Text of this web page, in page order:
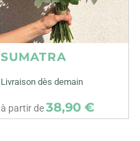
SUMATRA
Livraison dès demain
à partir de38,90 €